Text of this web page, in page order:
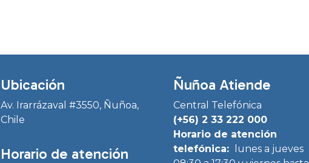
Ubicación
Av. Irarrázaval #3550, Ñuñoa,
Chile
Horario de atención
Ñuñoa Atiende
Central Telefónica
(+56) 2 33 222 000
Horario de atención
telefónica:
lunes a jueves